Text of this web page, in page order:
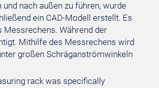
nach außen zu führen, wurde
ein CAD-Modell erstellt. Es
Während der
Mithilfe des Messrechens wird
großen Schräganströmwinkeln
rack was specifically